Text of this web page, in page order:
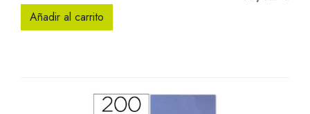
Añadir al carrito